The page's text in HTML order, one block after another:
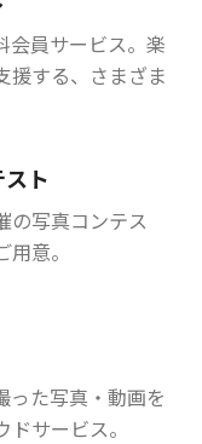
会員サービス。楽
援する、さまざま
ト
の写真コンテス
意。
った写真・動画を
サービス。